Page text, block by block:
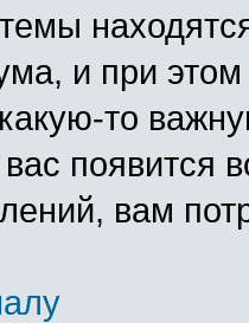
и при
то
вас появится
вам